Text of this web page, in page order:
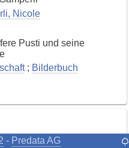
Nicole
Pusti und seine
; Bilderbuch
- Predata AG